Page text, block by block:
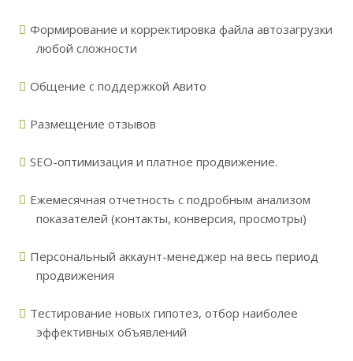
Формирование и корректировка файла автозагрузки
любой сложности
Общение с поддержкой Авито
Размещение отзывов
SEO-оптимизация и платное продвижение.
Ежемесячная отчетность с подробным анализом
показателей (контакты, конверсия, просмотры)
Персональный аккаунт-менеджер на весь период
продвижения
Тестирование новых гипотез, отбор наиболее
эффективных объявлений